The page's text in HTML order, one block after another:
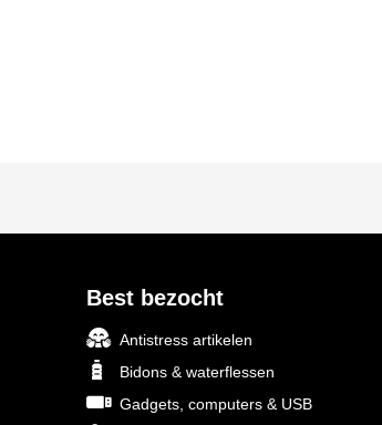
Best bezocht
Antistress artikelen
Bidons & waterflessen
Gadgets, computers & USB